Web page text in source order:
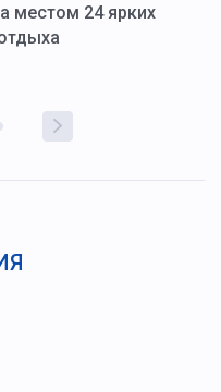
местом 24 ярких